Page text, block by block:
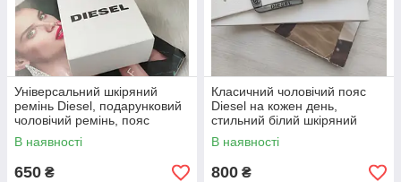
Універсальний шкіряний
ремінь Diesel, подарунковий
чоловічий ремінь, пояс
Дизель пряжка матове золото
В наявності
650 ₴
Класичний чоловічий пояс
Diesel на кожен день,
стильний білий шкіряний
ремінь, сучасний пояс для
стильного образу
В наявності
800 ₴